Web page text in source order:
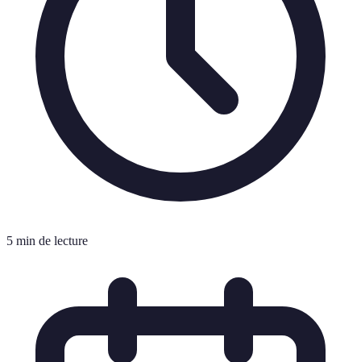
5 min de lecture